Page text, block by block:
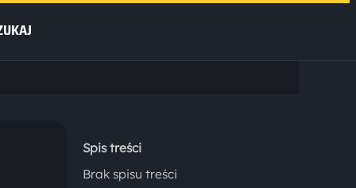
Spis treści
Brak spisu treści